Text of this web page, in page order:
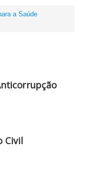
Civil
a Saúde